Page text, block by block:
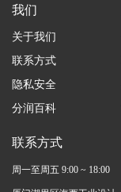
我们
关于我们
联系方式
隐私安全
分润百科
联系方式
周一至周五 9:00 ~ 18:00